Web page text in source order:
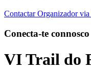
Contactar Organizador
Conecta-te connosco
VI Trail do